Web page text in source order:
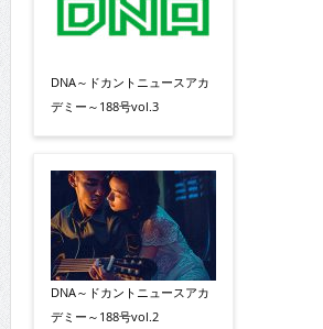
DNA～ドカントニュースアカ
デミー～188号vol.3
DNA～ドカントニュースアカ
デミー～188号vol.2